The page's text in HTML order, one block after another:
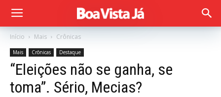
Início Mais Crônicas
Mais Crônicas Destaque
“Eleições não se ganha, se
toma”. Sério, Mecias?